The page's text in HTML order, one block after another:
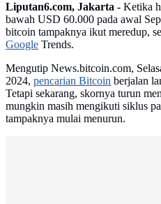
Liputan6.com, Jakarta - Ketika
bawah USD 60.000 pada awal
bitcoin tampaknya ikut meredup,
Google Trends.
Mengutip News.bitcoin.com,
2024, pencarian Bitcoin berjalan
Tetapi sekarang, skornya turun
mungkin masih mengikuti siklus
tampaknya mulai menurun.